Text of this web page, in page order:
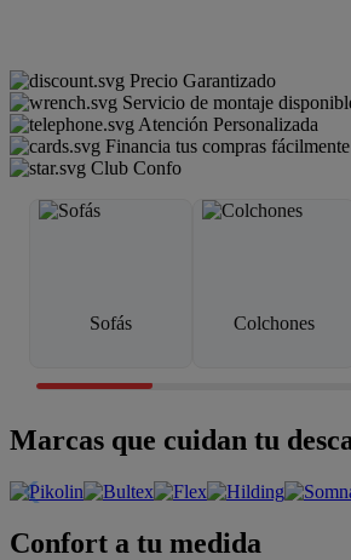
Precio Garantizado
Servicio de montaje
Atención Personalizada
Financia tus compras fácilmente
Club Confo
Sofás Colchones
Marcas que cuidan tu
Confort a tu medida